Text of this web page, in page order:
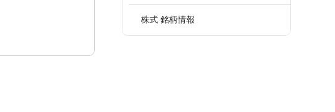
株式 銘柄情報